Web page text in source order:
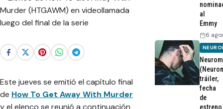
Webisodios
Este jueves se emitió el capítulo final
de How To Get Away With Murder
y el elenco se reunió a continuación
al
Emmy
6
tráiler,
fecha
de
estreno